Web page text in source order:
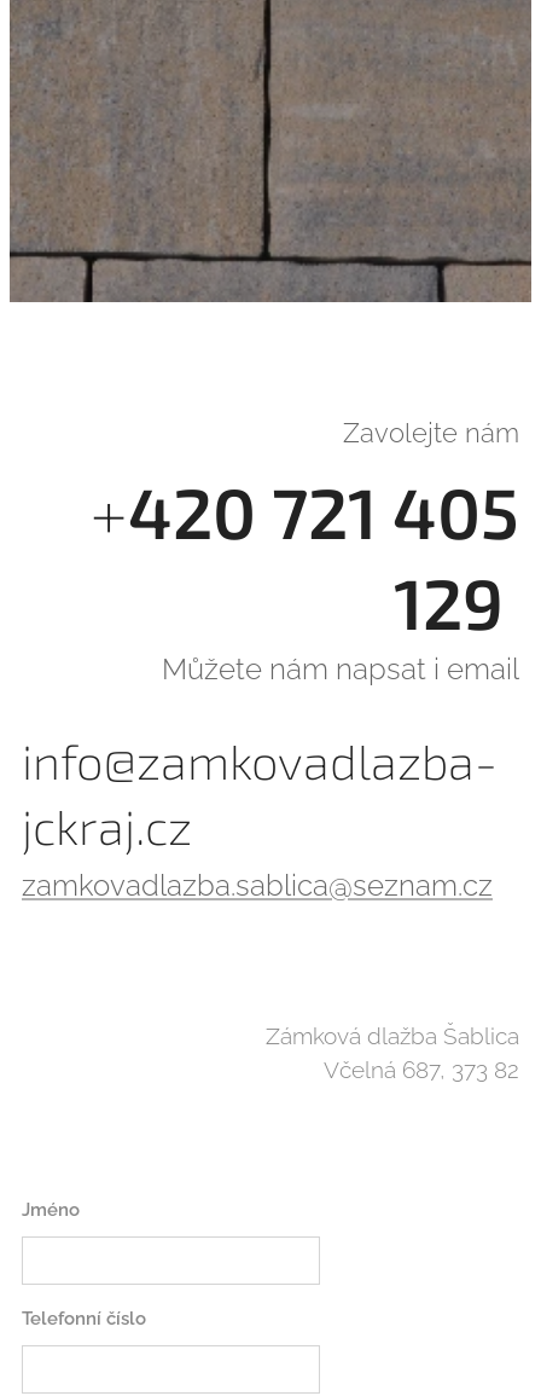
Zavolejte nám
+420 721 405
129
Můžete nám napsat i email
info@zamkovadlazba-
jckraj.cz
zamkovadlazba.sablica@seznam.cz
Zámková dlažba Šablica
Včelná 687, 373 82
Jméno
Telefonní číslo